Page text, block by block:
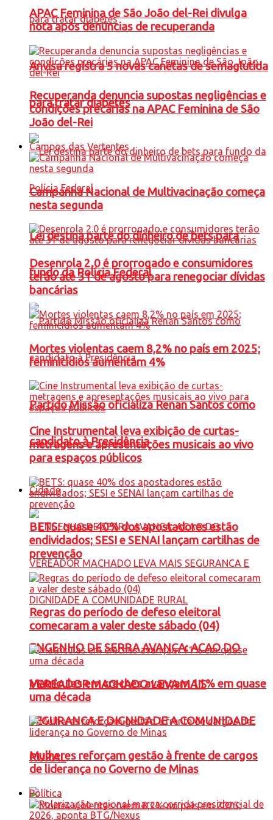
Anvisa registra 5 novas canetas de semaglutida
para tratar diabetes
Lei destina parte do dinheiro de bets para
fundo da Polícia Federal
Partido Missão oficializa Renan Santos como
candidato à Presidência
Cidade
ENGENHO DE SERRA AVANÇA: ACAO DO
VEREADOR MACHADO LEVA MAIS
SEGURANCA E DIGNIDADE A COMUNIDADE
RURAL
APAC Feminina de São João del-Rei divulga
nota após denúncias de recuperanda
Recuperanda denuncia supostas negligências e
condições precárias na APAC Feminina de São
João del-Rei
Campos das Vertentes
Campanha Nacional de Multivacinação começa
nesta segunda
Desenrola 2.0 é prorrogado e consumidores
terão até 31 de agosto para renegociar dívidas
bancárias
Mortes violentas caem 8,2% no país em 2025;
feminicídios aumentam 4%
Cine Instrumental leva exibição de curtas-
metragens e apresentações musicais ao vivo
para espaços públicos
BETS: quase 40% dos apostadores estão
endividados; SESI e SENAI lançam cartilhas de
prevenção
Regras do período de defeso eleitoral
comecaram a valer deste sábado (04)
Matrículas em creches avançam 11% em quase
uma década
Mulheres reforçam gestão à frente de cargos
de liderança no Governo de Minas
Política